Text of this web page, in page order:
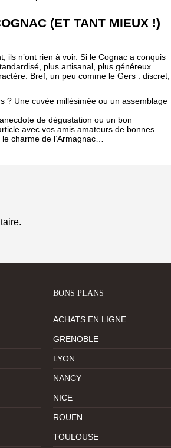
(ET TANT MIEUX !)
ils n’ont rien à voir. Si le Cognac a conquis
plus artisanal, plus généreux
Bref, un peu comme le Gers : discret,
? Une cuvée millésimée ou un assemblage
de dégustation ou un bon
avec vos amis amateurs de bonnes
charme de l’Armagnac…
BONS PLANS
ACHATS EN LIGNE
GRENOBLE
LYON
NANCY
NICE
ROUEN
TOULOUSE